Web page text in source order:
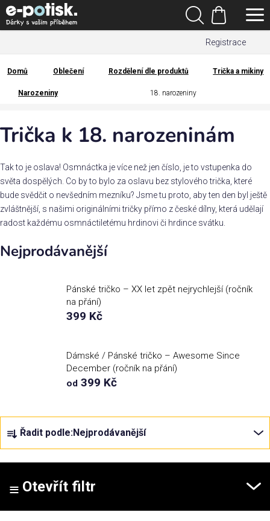
Přejít
na
obsah
Registrace
Hledat
Nákupní
košík
Kategorie
Dárek
pro
Rodina
/
Láska
zájmy a
sport
Domů
Domů Oblečení Rozdělení dle produktů Trička a mikiny
Narozeniny 18. narozeniny
Trička k 18. narozeninám
Tak to je oslava! Osmnáctka je více než jen číslo, je to vstupenka do
světa dospělých. Co by to bylo za oslavu bez stylového trička, které
bude svědčit o nevšedním mezníku? Jsme tu proto, aby ten den byl ještě
zvláštnější, s našimi originálními tričky přímo z české dílny, která udělají
radost každému osmnáctiletému hrdinovi či hrdince svátku.
Nejprodávanější
Pánské tričko – XX let zpět nejrychlejší (ročník
na přání)
399 Kč
Dámské / Pánské tričko – Awesome Since
December (ročník na přání)
od 399 Kč
z
Řadit podle:Nejprodávanější
Otevřít filtr